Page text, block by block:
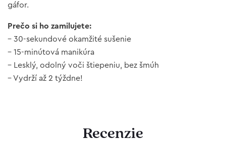
gáfor.
Prečo si ho zamilujete:
– 30-sekundové okamžité sušenie
– 15-minútová manikúra
– Lesklý, odolný voči štiepeniu, bez šmúh
– Vydrží až 2 týždne!
Recenzie